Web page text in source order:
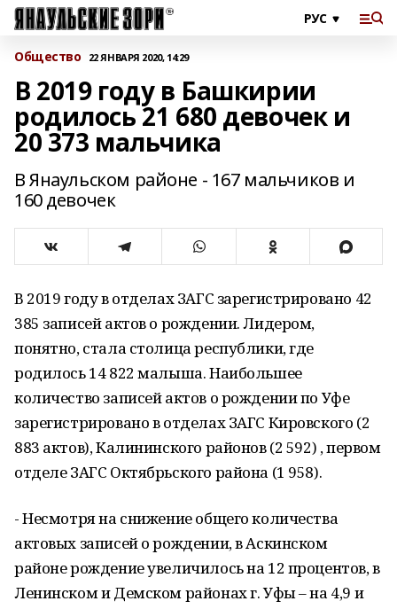
Общество 22 ЯНВАРЯ 2020, 14:29
В 2019 году в Башкирии
родилось 21 680 девочек и
20 373 мальчика
В Янаульском районе - 167 мальчиков и
160 девочек
В 2019 году в отделах ЗАГС зарегистрировано 42
385 записей актов о рождении. Лидером,
понятно, стала столица республики, где
родилось 14 822 малыша. Наибольшее
количество записей актов о рождении по Уфе
зарегистрировано в отделах ЗАГС Кировского (2
883 актов), Калининского районов (2 592) , первом
отделе ЗАГС Октябрьского района (1 958).
- Несмотря на снижение общего количества
актовых записей о рождении, в Аскинском
районе рождение увеличилось на 12 процентов, в
Ленинском и Демском районах г. Уфы – на 4,9 и